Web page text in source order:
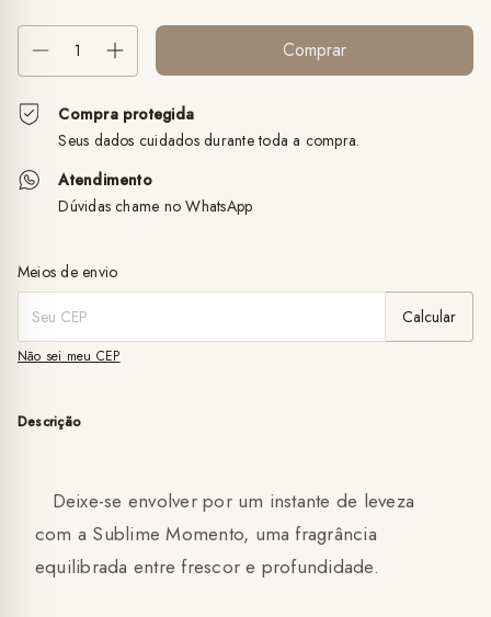
Compra protegida
Seus dados cuidados durante toda a compra.
Atendimento
Dúvidas chame no WhatsApp
Entregas para o CEP:
Meios de envio
Calcular
Não sei meu CEP
Descrição
Deixe-se envolver por um instante de leveza
com a Sublime Momento, uma fragrância
equilibrada entre frescor e profundidade.